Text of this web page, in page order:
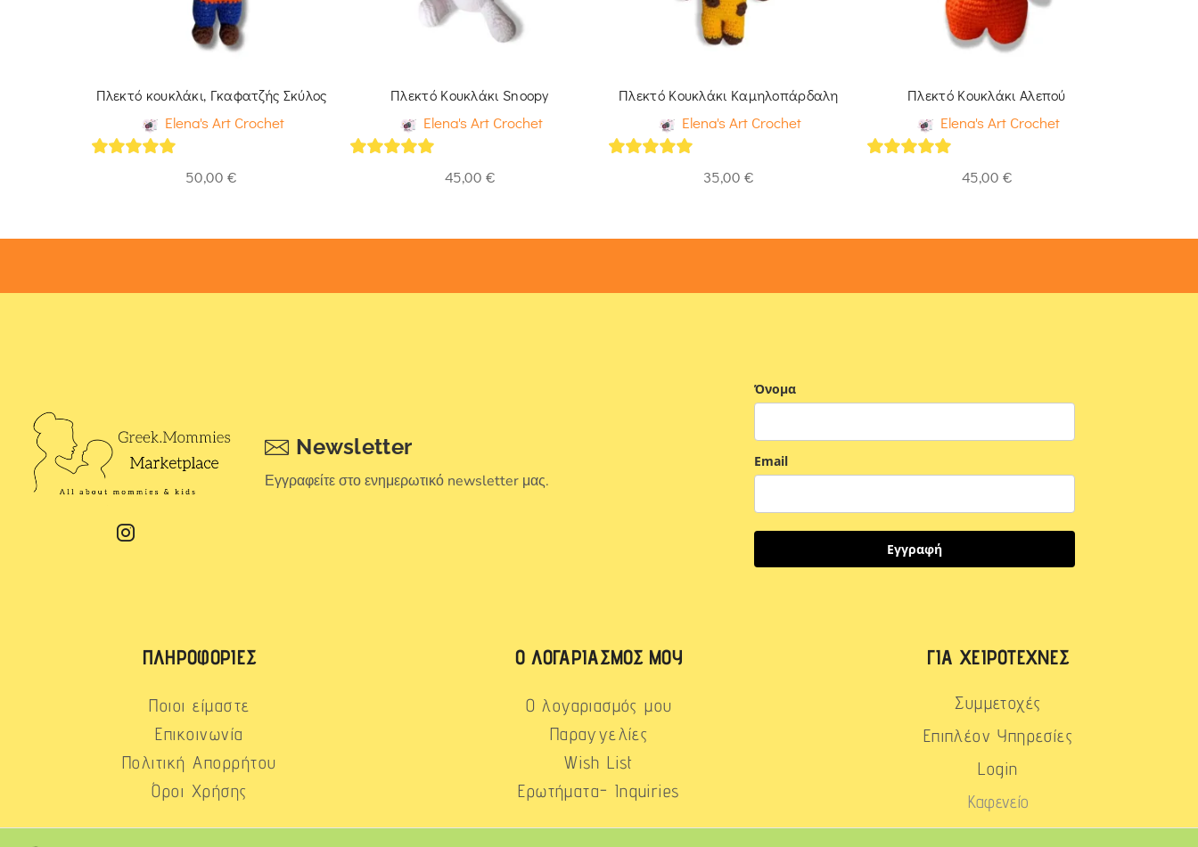
Πλεκτό κουκλάκι, Γκαφατζής Σκύλος
Elena's Art Crochet
50,00 €
Πλεκτό Κουκλάκι Snoopy
Elena's Art Crochet
45,00 €
Πλεκτό Κουκλάκι Καμηλοπάρδαλη
Elena's Art Crochet
35,00 €
Πλεκτό Κουκλάκι Αλεπού
Elena's Art Crochet
45,00 €
Newsletter
Εγγραφείτε στο ενημερωτικό newsletter μας.
Όνομα
Email
Εγγραφή
ΠΛΗΡΟΦΟΡΊΕΣ
Ποιοι είμαστε
Επικοινωνία
Πολιτική Απορρήτου
Όροι Χρήσης
Ο ΛΟΓΑΡΙΑΣΜΌΣ ΜΟΥ
Ο λογαριασμός μου
Παραγγελίες
Wish List
Ερωτήματα- Inquiries
ΓΙΑ ΧΕΙΡΟΤΈΧΝΕΣ
Συμμετοχές
Επιπλέον Υπηρεσίες
Login
Καφενείο